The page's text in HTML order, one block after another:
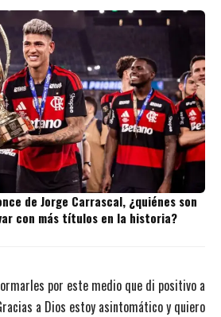
de Jorge Carrascal, ¿quiénes son
con más títulos en la historia?
por este medio que di positivo a
a Dios estoy asintomático y quiero